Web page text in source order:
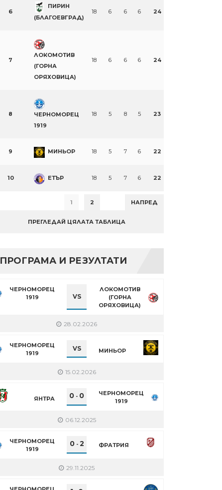
6
ПИРИН
(БЛАГОЕВГРАД)
18 6 6 6 24
7
ЛОКОМОТИВ
(ГОРНА
ОРЯХОВИЦА)
18 6 6 6 24
8
ЧЕРНОМОРЕЦ
1919
18 5 8 5 23
9 МИНЬОР 18 5 7 6 22
10 ЕТЪР 18 5 7 6 22
1 2 НАПРЕД
ПРЕГЛЕДАЙ ЦЯЛАТА ТАБЛИЦА
ПРОГРАМА И РЕЗУЛТАТИ
ЧЕРНОМОРЕЦ
1919
VS
ЛОКОМОТИВ
(ГОРНА
ОРЯХОВИЦА)
28.02.2026
ЧЕРНОМОРЕЦ
1919
VS МИНЬОР
15.02.2026
ЯНТРА 0 - 0
ЧЕРНОМОРЕЦ
1919
06.12.2025
ЧЕРНОМОРЕЦ
1919
0- 2 ФРАТРИЯ
29.11.2025